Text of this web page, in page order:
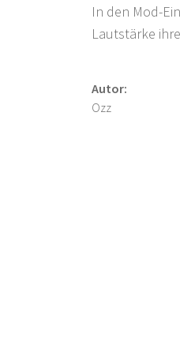
In den Mod-
Lautstärke
Autor:
Ozz